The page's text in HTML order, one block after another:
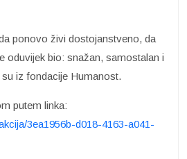
ponovo živi dostojanstveno, da
oduvijek bio: snažan, samostalan i
iz fondacije Humanost.
putem linka:
3ea1956b-d018-4163-a041-